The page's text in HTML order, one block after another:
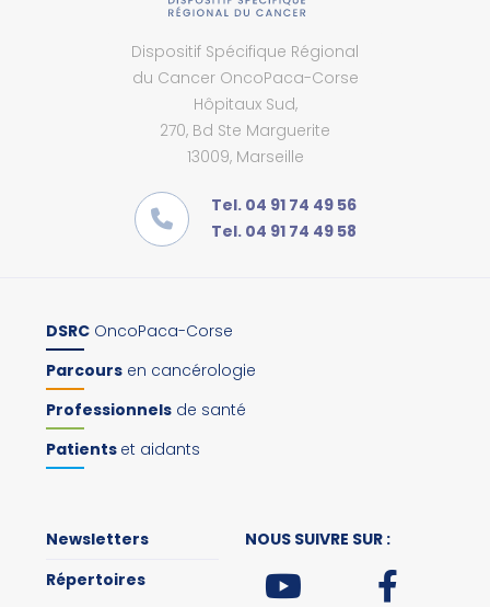
Dispositif Spécifique Régional
du Cancer OncoPaca-Corse
Hôpitaux Sud,
270, Bd Ste Marguerite
13009, Marseille
Tel. 04 91 74 49 56
Tel. 04 91 74 49 58
DSRC OncoPaca-Corse
Parcours en cancérologie
Professionnels de santé
Patients et aidants
Newsletters
Répertoires
NOUS SUIVRE SUR :